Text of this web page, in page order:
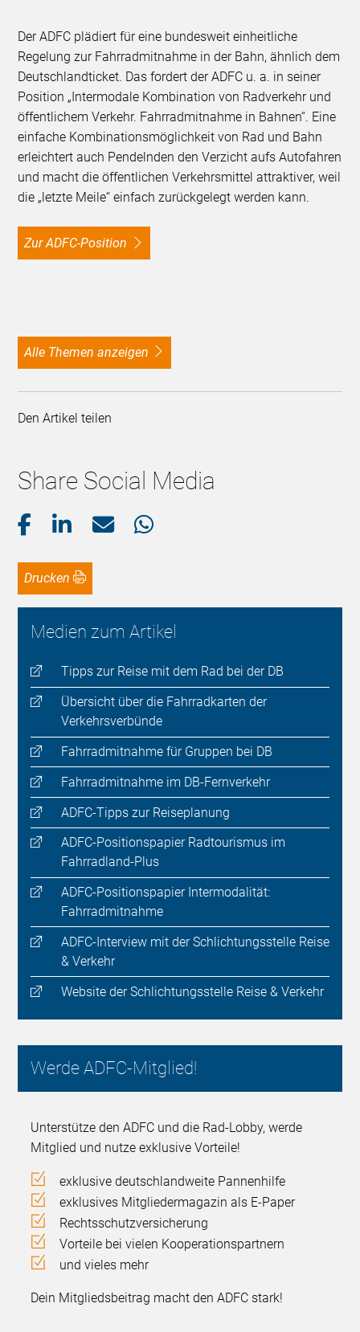
Der ADFC plädiert für eine bundesweit einheitliche
Regelung zur Fahrradmitnahme in der Bahn, ähnlich dem
Deutschlandticket. Das fordert der ADFC u. a. in seiner
Position „Intermodale Kombination von Radverkehr und
öffentlichem Verkehr. Fahrradmitnahme in Bahnen“. Eine
einfache Kombinationsmöglichkeit von Rad und Bahn
erleichtert auch Pendelnden den Verzicht aufs Autofahren
und macht die öffentlichen Verkehrsmittel attraktiver, weil
die „letzte Meile“ einfach zurückgelegt werden kann.
Zur ADFC-Position
alle Themen anzeigen
Den Artikel teilen
Share Social Media
Drucken
Medien zum Artikel
Tipps zur Reise mit dem Rad bei der DB
Übersicht über die Fahrradkarten der
Verkehrsverbünde
Fahrradmitnahme für Gruppen bei DB
Fahrradmitnahme im DB-Fernverkehr
ADFC-Tipps zur Reiseplanung
ADFC-Positionspapier Radtourismus im
Fahrradland-Plus
ADFC-Positionspapier Intermodalität:
Fahrradmitnahme
ADFC-Interview mit der Schlichtungsstelle Reise
& Verkehr
Website der Schlichtungsstelle Reise & Verkehr
Werde ADFC-Mitglied!
Unterstütze den ADFC und die Rad-Lobby, werde
Mitglied und nutze exklusive Vorteile!
exklusive deutschlandweite Pannenhilfe
exklusives Mitgliedermagazin als E-Paper
Rechtsschutzversicherung
Vorteile bei vielen Kooperationspartnern
und vieles mehr
Dein Mitgliedsbeitrag macht den ADFC stark!